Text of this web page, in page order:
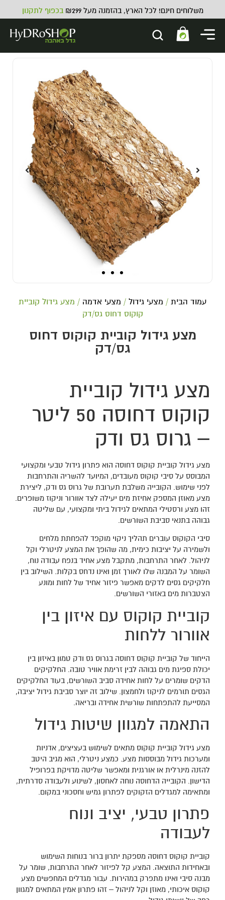
משלוחים חינם! לכל הארץ, בהזמנה מעל ₪299 בכפוף לתקנון
עמוד הבית / מצעי גידול / מצעי אדמה / מצע גידול קוביית
קוקוס דחוס גס/דק
מצע גידול קוביית קוקוס דחוס
גס/דק
מצע גידול קוביית
קוקוס דחוסה 50 ליטר
– גרוס גס ודק
מצע גידול קוביית קוקוס דחוסה הוא פתרון גידול טבעי ומקצועי
המבוסס על סיבי קוקוס מעובדים, המיועד להשריה והתרחבות
לפני שימוש. הקובייה משלבת תערובת של גרוס גס ודק, ליצירת
מצע מאוזן המספק אחיזת מים יעילה לצד אוורור וניקוז משופרים.
זהו מצע ורסטילי המתאים לגידול ביתי ומקצועי, עם שליטה
גבוהה בתנאי סביבת השורשים.
סיבי הקוקוס עוברים תהליך ניקוי מוקפד להפחתת מלחים
ולשמירה על יציבות כימית, מה שהופך את המצע לניטרלי וקל
לניהול. לאחר התרחבות, מתקבל מצע אחיד בנפח עבודה נוח,
השומר על המבנה שלו לאורך זמן ואינו נדחס בקלות. השילוב בין
חלקיקים גסים לדקים מאפשר פיזור אחיד של לחות ומונע
הצטברות מים באזורי השורשים.
קוביית קוקוס עם איזון בין
אוורור ללחות
הייחוד של קוביית קוקוס דחוסה בגרוס גס ודק טמון באיזון בין
יכולת ספיגת מים גבוהה לבין זרימת אוויר טובה. החלקיקים
הדקים שומרים על לחות אחידה סביב השורשים, בעוד החלקיקים
הגסים תורמים לניקוז ולחמצון. שילוב זה יוצר סביבת גידול יציבה,
המסייעת להתפתחות שורשית אחידה ובריאה.
התאמה למגוון שיטות גידול
מצע גידול קוביית קוקוס מתאים לשימוש בעציצים, אדניות
ומערכות גידול מבוססות מצע. כמצע ניטרלי, הוא מגיב היטב
להזנה מינרלית או אורגנית ומאפשר שליטה מדויקת בפרופיל
הדישון. הקובייה הדחוסה נוחה לאחסון, לשינוע ולעבודה סדרתית,
ומתאימה למגדלים הזקוקים לפתרון גמיש וחסכוני במקום.
פתרון טבעי, יציב ונוח
לעבודה
קוביית קוקוס דחוסה מספקת יתרון ברור בנוחות השימוש
ובאחידות התוצאה. המצע קל לפיזור לאחר התרחבות, שומר על
מבנה סיבי ואינו מתפרק במהירות. עבור מגדלים המחפשים מצע
קוקוס איכותי, מאוזן וקל לניהול – זהו פתרון אמין המתאים למגוון
מזמרה אל-חלד ידיות עץ BETTER
₪29.00
+
ADD